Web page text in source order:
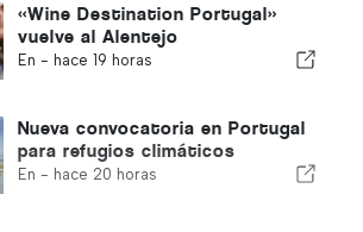
«Wine Destination Portugal»
vuelve al Alentejo
En - hace 19 horas
Nueva convocatoria en Portugal
para refugios climáticos
En - hace 20 horas